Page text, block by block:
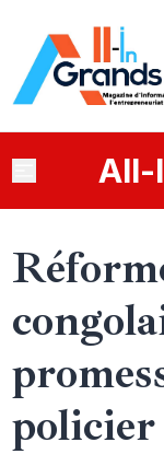
All-